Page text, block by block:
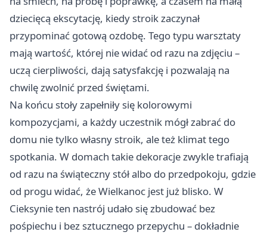
dziecięcą ekscytację, kiedy stroik zaczynał
przypominać gotową ozdobę. Tego typu warsztaty
mają wartość, której nie widać od razu na zdjęciu –
uczą cierpliwości, dają satysfakcję i pozwalają na
chwilę zwolnić przed świętami.
Na końcu stoły zapełniły się kolorowymi
kompozycjami, a każdy uczestnik mógł zabrać do
domu nie tylko własny stroik, ale też klimat tego
spotkania. W domach takie dekoracje zwykle trafiają
od razu na świąteczny stół albo do przedpokoju, gdzie
od progu widać, że Wielkanoc jest już blisko. W
Cieksynie ten nastrój udało się zbudować bez
pośpiechu i bez sztucznego przepychu – dokładnie